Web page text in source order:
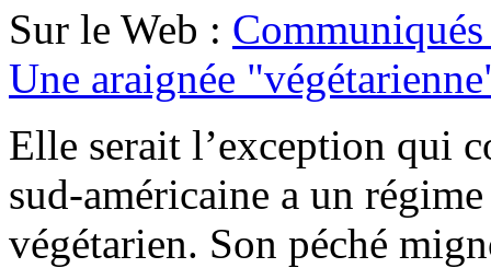
Sur le Web :
Une araignée
Elle serait l’exception qui
sud-américaine a un
végétarien. Son péché